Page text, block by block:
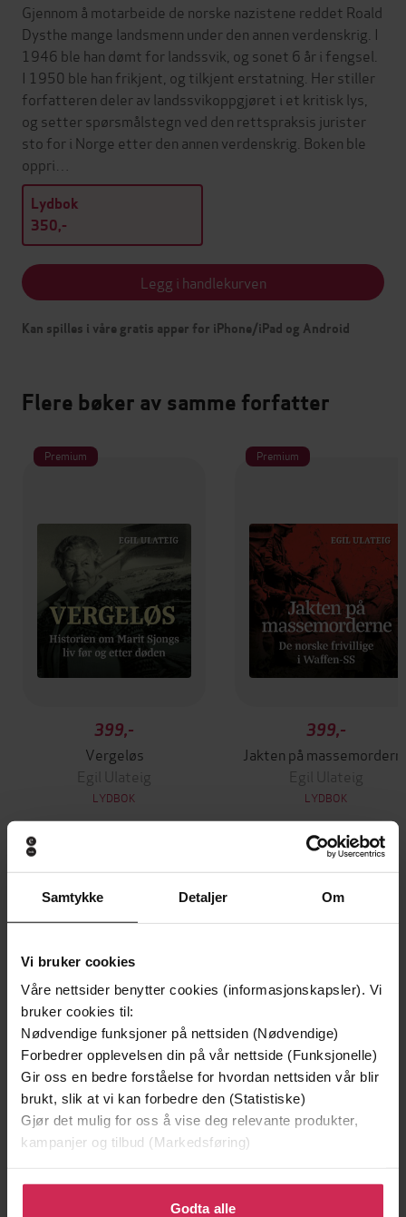
Samtykke Detaljer Om
Vi bruker cookies
Våre nettsider benytter cookies (informasjonskapsler). Vi
bruker cookies til:
Nødvendige funksjoner på nettsiden (Nødvendige)
Forbedrer opplevelsen din på vår nettside (Funksjonelle)
Gir oss en bedre forståelse for hvordan nettsiden vår blir
brukt, slik at vi kan forbedre den (Statistiske)
Gjør det mulig for oss å vise deg relevante produkter,
kampanjer og tilbud (Markedsføring)
Klikk på «Godta alle» for å gi oss ditt samtykke til å
bruke cookies for alle disse formålene. Du kan også
Godta alle
Gjennom å motarbeide de norske nazistene reddet Roald
Dysthe mange landsmenn under den annen verdenskrig. I
1946 ble han dømt for landssvik, og sonet 6 år i fengsel.
I 1950 ble han frikjent, og tilkjent erstatning. Her stiller
forfatteren deler av landssvikoppgjøret i et kritisk lys,
og setter spørsmålstegn ved den rettspraksis jurister
sto for i Norge etter den annen verdenskrig. Boken ble
oppri…
Lydbok
350,-
Legg i handlekurven
Kan spilles i våre gratis apper for iPhone/iPad og Android
Flere bøker av samme forfatter
Premium
399,-
Vergeløs
Egil Ulateig
LYDBOK
Premium
399,-
Jakten på
Egil Ulateig
LYDBOK
Andre har også kjøpt